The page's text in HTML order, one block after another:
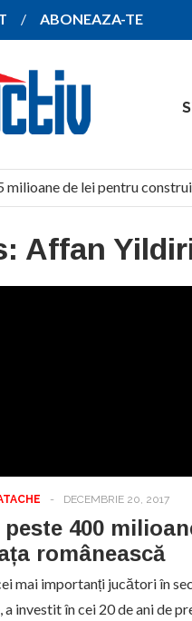
ABONEAZA-TE
de lei pentru
Affan
- DECEMBRIE 20, 2017
400
românească
mai importanți jucători în
investit în cei 20 de ani de
anului